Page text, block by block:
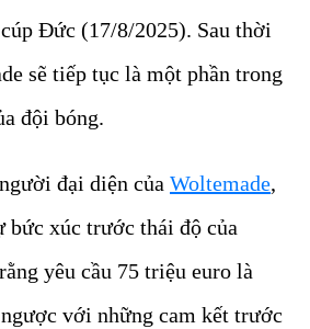
Đức (17/8/2025). Sau thời
sẽ tiếp tục là một phần trong
đội bóng.
đại diện của Woltemade,
bức xúc trước thái độ của
yêu cầu 75 triệu euro là
với những cam kết trước